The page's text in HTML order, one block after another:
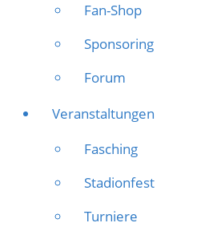
Fan-Shop
Sponsoring
Forum
Veranstaltungen
Fasching
Stadionfest
Turniere